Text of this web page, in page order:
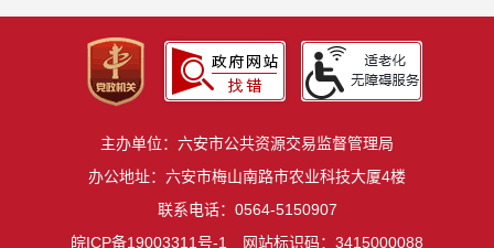
主办单位：六安市公共资源交易监督管理局
办公地址：六安市梅山南路市农业科技大厦4楼
联系电话：0564-5150907
皖ICP备19003311号-1
网站标识码：3415000088